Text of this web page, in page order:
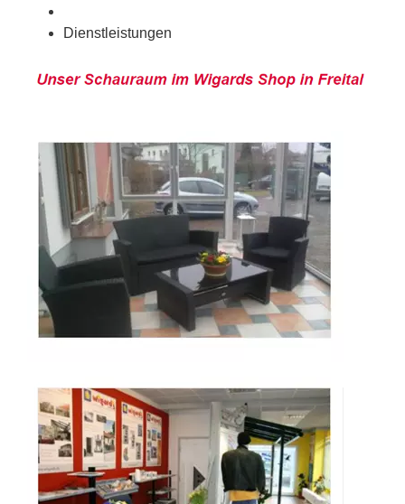
Dienstleistungen